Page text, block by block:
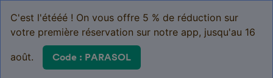
C'est l'étééé ! On vous offre 5 % de réduction sur
votre première réservation sur notre app, jusqu'au 16
août. Code : PARASOL